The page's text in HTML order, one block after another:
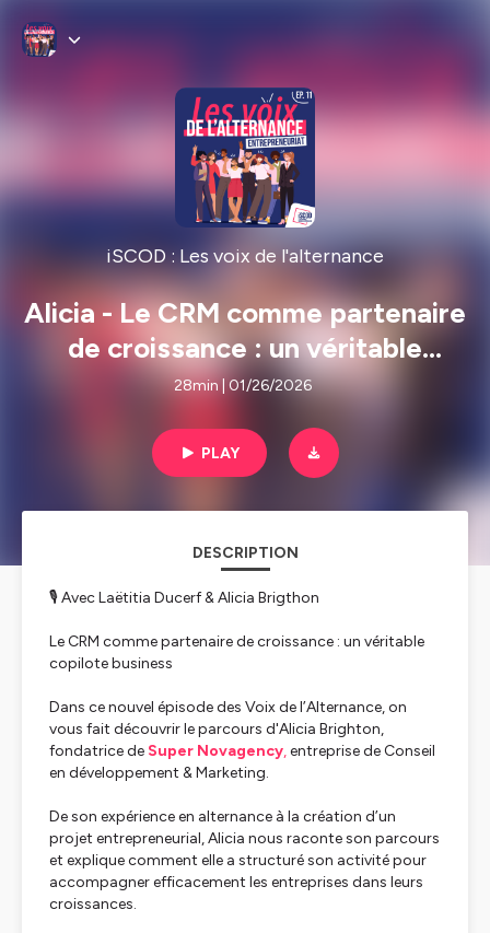
iSCOD : Les voix de l'alternance
Alicia - Le CRM comme partenaire
de croissance : un véritable
copilote business
28min | 01/26/2026
PLAY
DESCRIPTION
🎙️ Avec Laëtitia Ducerf & Alicia Brigthon
Le CRM comme partenaire de croissance : un véritable
copilote business
Dans ce nouvel épisode des Voix de l’Alternance, on
vous fait découvrir le parcours d'Alicia Brighton,
fondatrice de Super Novagency,entreprise de Conseil
en développement & Marketing.
De son expérience en alternance à la création d’un
projet entrepreneurial, Alicia nous raconte son parcours
et explique comment elle a structuré son activité pour
accompagner efficacement les entreprises dans leurs
croissances.